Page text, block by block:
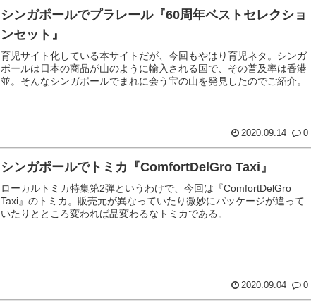
シンガポールでプラレール『60周年ベストセレクショ
ンセット』
育児サイト化している本サイトだが、今回もやはり育児ネタ。シンガ
ポールは日本の商品が山のように輸入される国で、その普及率は香港
並。そんなシンガポールでまれに会う宝の山を発見したのでご紹介。
2020.09.14 0
シンガポールでトミカ『ComfortDelGro Taxi』
ローカルトミカ特集第2弾というわけで、今回は『ComfortDelGro
Taxi』のトミカ。販売元が異なっていたり微妙にパッケージが違って
いたりとところ変われば品変わるなトミカである。
2020.09.04 0